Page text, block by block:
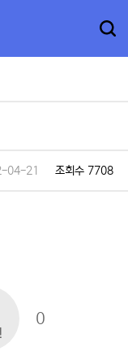
04-21 조회수 7708
0